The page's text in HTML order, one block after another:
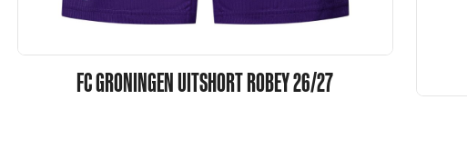
FC GRONINGEN UITSHORT ROBEY 26/27